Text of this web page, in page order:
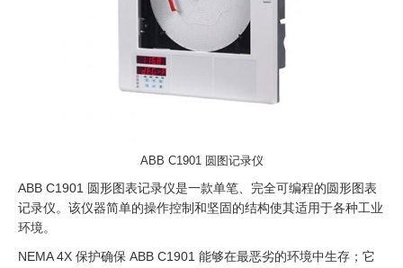
ABB C1901 圆图记录仪
ABB C1901 圆形图表记录仪是一款单笔、完全可编程的圆形图表
记录仪。该仪器简单的操作控制和坚固的结构使其适用于各种工业
环境。
NEMA 4X 保护确保 ABB C1901 能够在最恶劣的环境中生存；它